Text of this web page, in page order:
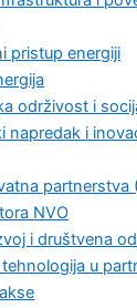
pristup energiji
održivost i
napredak i
partnerstva
NVO
i društvena
u